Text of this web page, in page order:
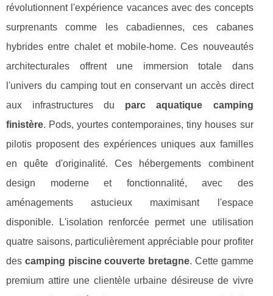
révolutionnent l'expérience vacances avec des concepts
surprenants comme les cabadiennes, ces cabanes
hybrides entre chalet et mobile-home. Ces nouveautés
architecturales offrent une immersion totale dans
l'univers du camping tout en conservant un accès direct
aux infrastructures du parc aquatique camping
finistère. Pods, yourtes contemporaines, tiny houses sur
pilotis proposent des expériences uniques aux familles
en quête d'originalité. Ces hébergements combinent
design moderne et fonctionnalité, avec des
aménagements astucieux maximisant l'espace
disponible. L'isolation renforcée permet une utilisation
quatre saisons, particulièrement appréciable pour profiter
des camping piscine couverte bretagne. Cette gamme
premium attire une clientèle urbaine désireuse de vivre